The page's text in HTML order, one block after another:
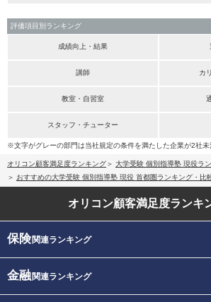
評価項目別ランキング
成績向上・結果
講師 カ
教室・自習室
スタッフ・チューター
※文字がグレーの部門は当社規定の条件を満たした企業が2社未
オリコン顧客満足度ランキング
大学受験 個別指導塾 現役ラ
おすすめの大学受験 個別指導塾 現役 首都圏ランキング・比
オリコン顧客満足度ランキ
保険関連ランキング
金融関連ランキング